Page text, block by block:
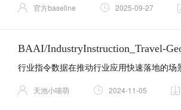
官方baseline 2025-09-27
BAAI/IndustryInstruction_Travel-
天池小喵萌 2024-11-05